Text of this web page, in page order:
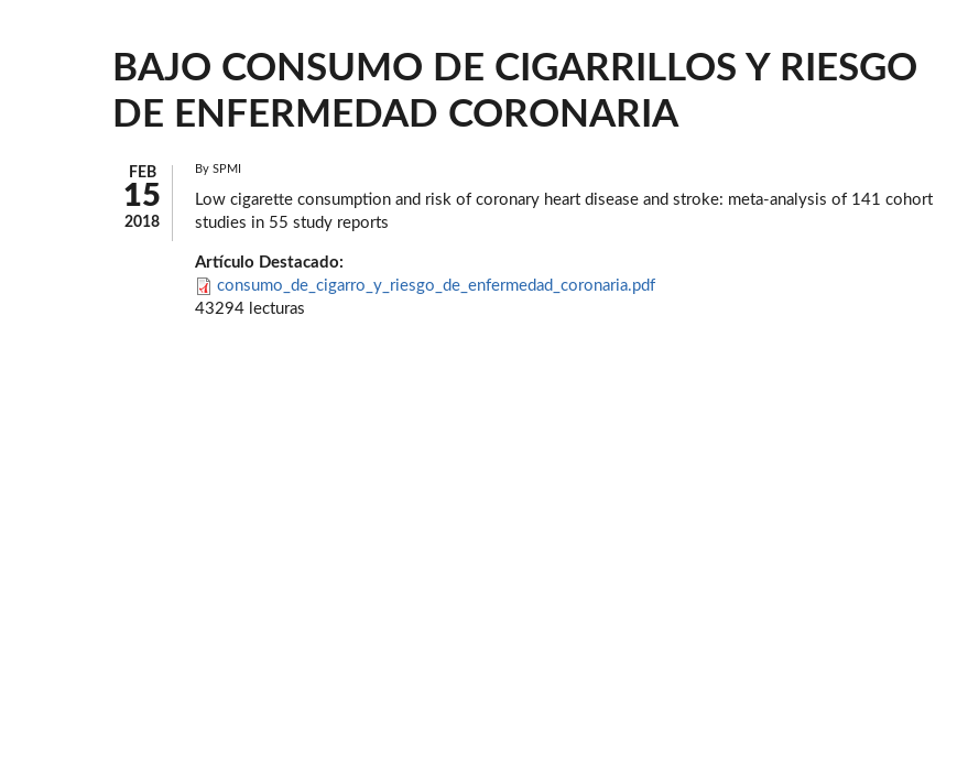
BAJO CONSUMO DE CIGARRILLOS Y RIESGO
DE ENFERMEDAD CORONARIA
FEB
15
2018
By SPMI
Low cigarette consumption and risk of coronary heart disease and stroke: meta-analysis of 141 cohort
studies in 55 study reports
Artículo Destacado:
consumo_de_cigarro_y_riesgo_de_enfermedad_coronaria.pdf
43294 lecturas